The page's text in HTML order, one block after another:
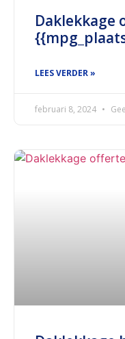
Daklekkage
LEES VERDER »
februari 8, 2024